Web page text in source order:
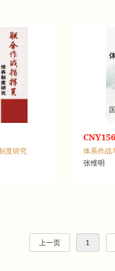
度研究
体系作战
张维明
上一页 1